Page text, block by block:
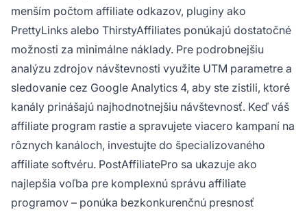
menším počtom affiliate odkazov, pluginy ako
PrettyLinks alebo ThirstyAffiliates ponúkajú dostatočné
možnosti za minimálne náklady. Pre podrobnejšiu
analýzu zdrojov návštevnosti využite UTM parametre a
sledovanie cez Google Analytics 4, aby ste zistili, ktoré
kanály prinášajú najhodnotnejšiu návštevnosť. Keď váš
affiliate program rastie a spravujete viacero kampaní na
rôznych kanáloch, investujte do špecializovaného
affiliate softvéru. PostAffiliatePro sa ukazuje ako
najlepšia voľba pre komplexnú správu affiliate
programov – ponúka bezkonkurenčnú presnosť